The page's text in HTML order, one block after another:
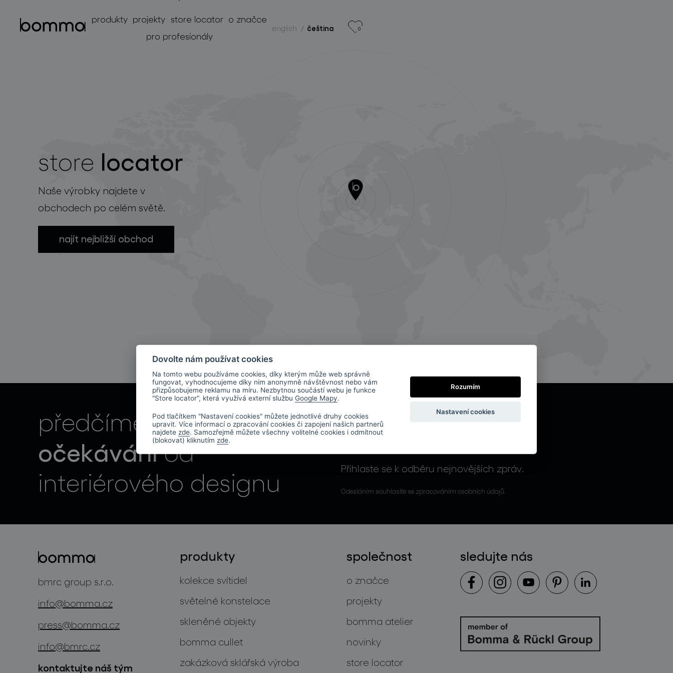
produkty projekty store locator o značce
pro profesionály
english čeština 0
kolekce svítidel
projekty
store locator
Naše výrobky najdete v
obchodech po celém světě.
najít nejbližší obchod
předčíme vaše
očekáváníod
interiérového designu
Přihlaste se k odběru nejnovějších zpráv.
Odesláním souhlasíte se zpracováním osobních údajů.
produkty
kolekce svítidel
světelné konstelace
skleněné objekty
bomma cullet
zakázková sklářská výroba
společnost
o značce
projekty
bomma atelier
novinky
store locator
bmrc group s.r.o.
info@bomma.cz
press@bomma.cz
info@bmrc.cz
kontaktujte náš tým
sledujte nás
Dovolte nám používat cookies
Na tomto webu používáme cookies, díky kterým může web správně
fungovat, vyhodnocujeme díky nim anonymně návštěvnost nebo vám
přizpůsobujeme reklamu na míru. Nezbytnou součástí webu je funkce
"Store locator", která využívá externí službu Google Mapy.
Pod tlačítkem "Nastavení cookies" můžete jednotlivé druhy cookies
upravit. Více informací o zpracování cookies či zapojení našich partnerů
najdete zde. Samozřejmě můžete všechny volitelné cookies i odmítnout
(blokovat) kliknutím zde.
Rozumím
Nastavení cookies